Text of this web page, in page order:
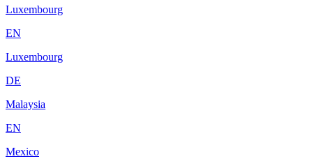
Luxembourg
EN
Luxembourg
DE
Malaysia
EN
Mexico